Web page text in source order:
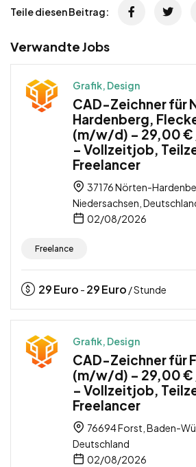
Teile diesen Beitrag:
Verwandte Jobs
Grafik, Design
CAD-Zeichner für
Hardenberg,
(m/w/d) – 29,00 €
– Vollzeitjob,
Freelancer
37176 Nörten-
Niedersachsen,
02/08/2026
Freelance
29Euro - 29Euro / Stunde
Grafik, Design
CAD-Zeichner für
(m/w/d) – 29,00 €
– Vollzeitjob,
Freelancer
76694 Forst, Baden-
Deutschland
02/08/2026